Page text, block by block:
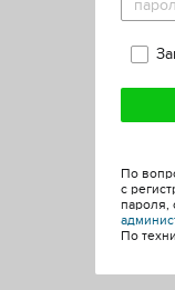
По
с
пароля,
По